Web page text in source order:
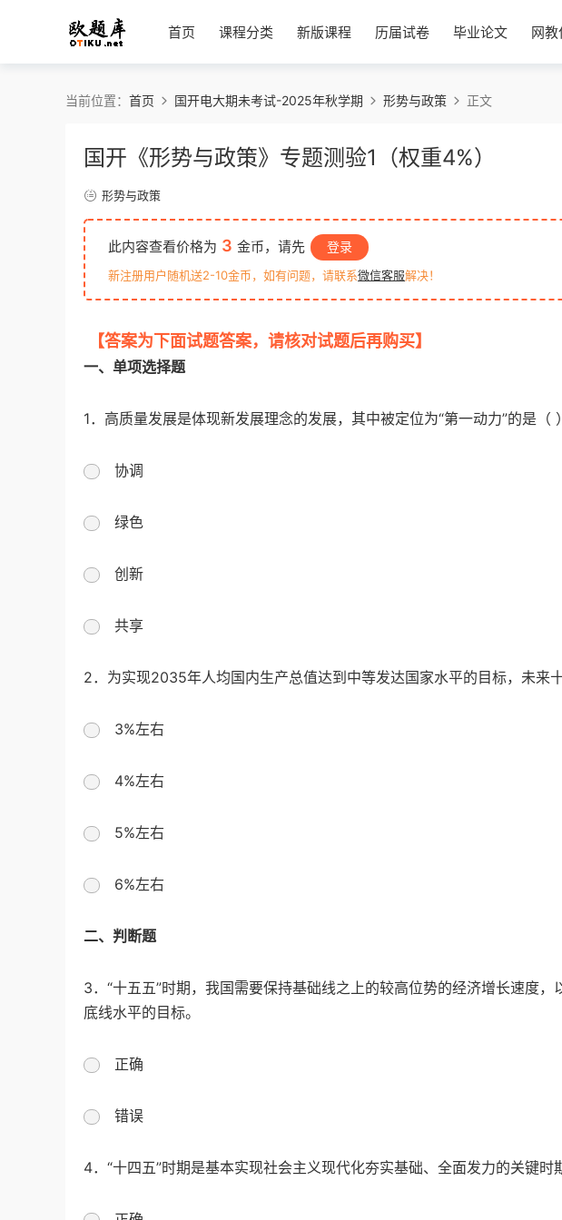
首页 课程分类 新版课程 历届试卷 毕业论文 网教
当前位置： 首页 国开电大期未考试-2025年秋学期 形势与政策 正文
国开《形势与政策》专题测验1（权重4%）
形势与政策
此内容查看价格为 3 金币，请先 登录
新注册用户随机送2-10金币，如有问题，请联系微信客服解决！
【答案为下面试题答案，请核对试题后再购买】
一、 单项选择题
1．高质量发展是体现新发展理念的发展，其中被定位为“第一动力”的是（
协调
绿色
创新
共享
2．为实现2035年人均国内生产总值达到中等发达国家水平的目标，未来
3%左右
4%左右
5%左右
6%左右
二、 判断题
3．“十五五”时期，我国需要保持基础线之上的较高位势的经济增长速度
底线水平的目标。
正确
错误
4．“十四五”时期是基本实现社会主义现代化夯实基础、全面发力的关键时